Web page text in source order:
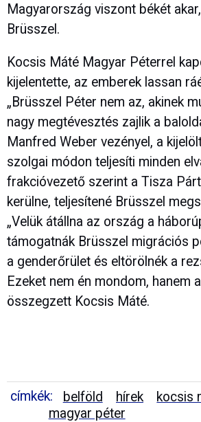
Magyarország viszont békét
Brüsszel.
Kocsis Máté Magyar Péterrel
kijelentette, az emberek lassan
„Brüsszel Péter nem az, akinek
nagy megtévesztés zajlik a
Manfred Weber vezényel, a
szolgai módon teljesíti minden
frakcióvezető szerint a Tisza
kerülne, teljesítené Brüsszel
„Velük átállna az ország a
támogatnák Brüsszel migrációs
a genderőrület és eltörölnék a
Ezeket nem én mondom, hanem
összegzett Kocsis Máté.
címkék: belföld hírek
kocsis
magyar péter